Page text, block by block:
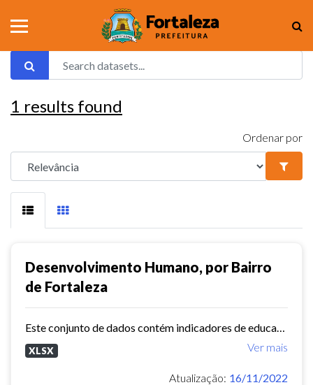
1 results found
Ordenar por
Desenvolvimento Humano, por Bairro
de Fortaleza
Ver mais
XLSX
Atualização: 16/11/2022